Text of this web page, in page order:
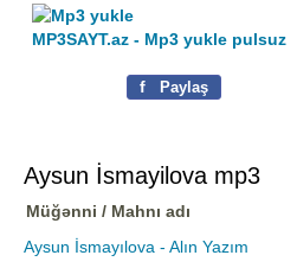
MP3SAYT.az - Mp3 yukle pulsuz
f Paylaş
Aysun İsmayilova mp3
Müğənni / Mahnı adı
Aysun İsmayılova - Alın Yazım